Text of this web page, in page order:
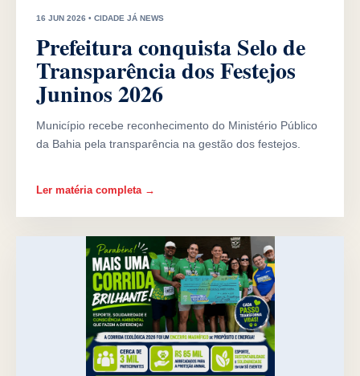
16 JUN 2026 • CIDADE JÁ NEWS
Prefeitura conquista Selo de
Transparência dos Festejos
Juninos 2026
Município recebe reconhecimento do Ministério Público
da Bahia pela transparência na gestão dos festejos.
Ler matéria completa →